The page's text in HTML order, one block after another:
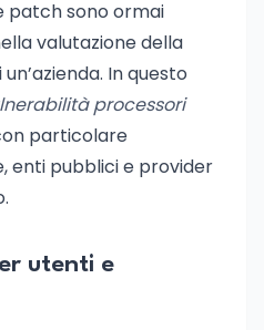
patch sono ormai
valutazione della
In questo
processori
particolare
enti pubblici e provider
utenti e